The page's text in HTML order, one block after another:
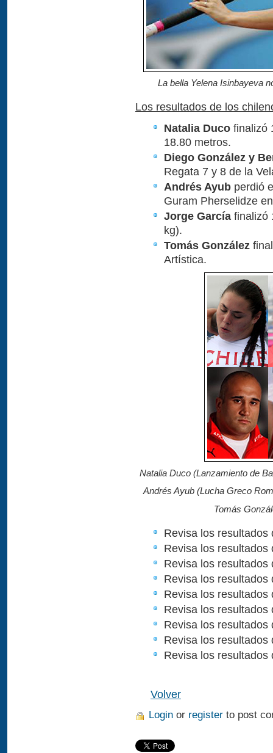
La bella Yelena Isinbayeva
Los resultados de los
Natalia Duco finalizó
18.80 metros.
Diego González y
Regata 7 y 8 de la
Andrés Ayub perdió
Guram Pherselidze
Jorge García finalizó
kg).
Tomás González
Artística.
Natalia Duco (Lanzamiento de
Andrés Ayub (Lucha Greco
Tomás
Revisa los
Revisa los
Revisa los
Revisa los
Revisa los
Revisa los
Revisa los
Revisa los
Revisa los
Volver
Login or register to post